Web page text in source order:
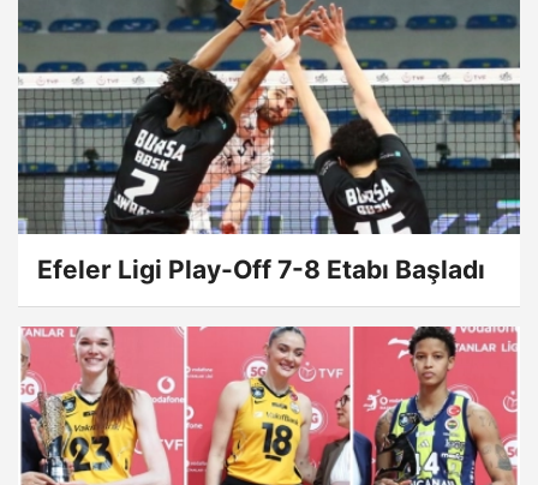
Efeler Ligi Play-Off 7-8 Etabı Başladı